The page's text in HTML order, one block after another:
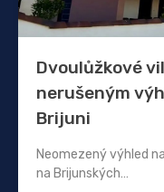
Dvoulůžkové
nerušeným
Brijuni
Neomezený výhled
na Brijunských…